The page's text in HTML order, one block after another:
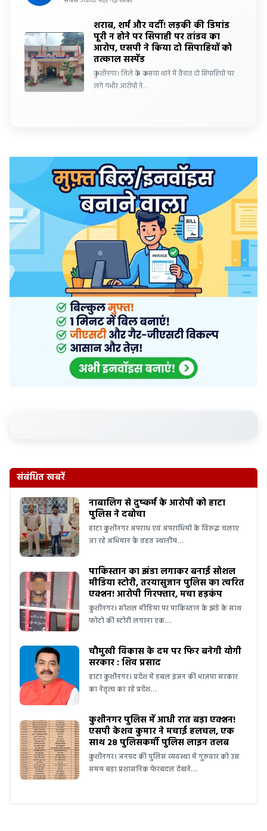
शराब, शर्म और वर्दी! लड़की की डिमांड
पूरी न होने पर सिपाही पर तांडव का
आरोप, एसपी ने किया दो सिपाहियों को
तत्काल सस्पेंड
कुशीनगर। जिले के कसया थाने में तैनात दो सिपाहियों पर
लगे गंभीर आरोपों ने…
संबंधित खबरें
नाबालिग से दुष्कर्म के आरोपी को हाटा
पुलिस ने दबोचा
हाटा कुशीनगर अपराध एवं अपराधियों के विरुद्ध चलाए
जा रहे अभियान के तहत स्थानीय…
पाकिस्तान का झंडा लगाकर बनाई सोशल
मीडिया स्टोरी, तरयासुजान पुलिस का त्वरित
एक्शन! आरोपी गिरफ्तार, मचा हड़कंप
कुशीनगर। सोशल मीडिया पर पाकिस्तान के झंडे के साथ
फोटो की स्टोरी लगाना एक…
चौमुखी विकास के दम पर फिर बनेगी योगी
सरकार : शिव प्रसाद
हाटा कुशीनगर। प्रदेश में डबल इंजन की भाजपा सरकार
का नेतृत्व कर रहे प्रदेश…
कुशीनगर पुलिस में आधी रात बड़ा एक्शन!
एसपी केशव कुमार ने मचाई हलचल, एक
साथ 28 पुलिसकर्मी पुलिस लाइन तलब
कुशीनगर। जनपद की पुलिस व्यवस्था में गुरुवार को उस
समय बड़ा प्रशासनिक फेरबदल देखने…